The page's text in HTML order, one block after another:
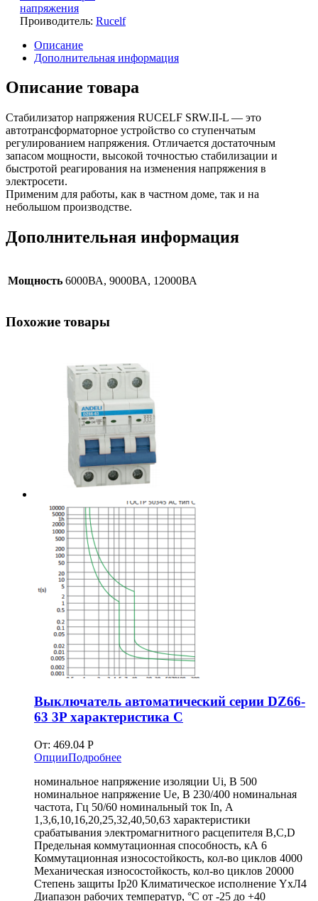
напряжения
Проиводитель: Rucelf
Описание
Дополнительная информация
Описание товара
Стабилизатор напряжения RUCELF SRW.II-L — это
автотрансформаторное устройство со ступенчатым
регулированием напряжения. Отличается достаточным
запасом мощности, высокой точностью стабилизации и
быстротой реагирования на изменения напряжения в
электросети.
Применим для работы, как в частном доме, так и на
небольшом производстве.
Дополнительная информация
Мощность 6000ВА, 9000ВА, 12000ВА
Похожие товары
Выключатель автоматический серии DZ66-
63 3P характеристика C
От: 469.04 Р
ОпцииПодробнее
номинальное напряжение изоляции Ui, В 500
номинальное напряжение Ue, В 230/400 номинальная
частота, Гц 50/60 номинальный ток In, А
1,3,6,10,16,20,25,32,40,50,63 характеристики
срабатывания электромагнитного расцепителя B,C,D
Предельная коммутационная способность, кА 6
Коммутационная износостойкость, кол-во циклов 4000
Механическая износостойкость, кол-во циклов 20000
Степень защиты Ip20 Климатическое исполнение YxЛ4
Диапазон рабочих температур, °С от -25 до +40